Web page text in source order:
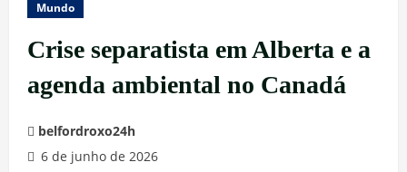
Mundo
Crise separatista em Alberta e a
agenda ambiental no Canadá
belfordroxo24h
6 de junho de 2026